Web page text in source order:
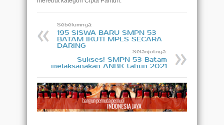
Sebelumnya:
195 SISWA BARU SMPN 53
BATAM IKUTI MPLS SECARA
DARING
Selanjutnya:
Sukses! SMPN 53 Batam
melaksanakan ANBK tahun 2021